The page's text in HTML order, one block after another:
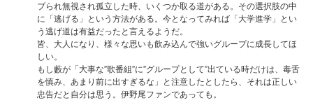
ブられ無視され孤立した時、いくつか取る道がある。その選択肢の中
に「逃げる」という方法がある。今となってみれば「大学進学」とい
う逃げ道は有益だったと言えるようだ。
皆、大人になり、様々な思いも飲み込んで強いグループに成長してほ
しい。
もし藪が「大事な”歌番組”に”グループとして”出ている時だけは、毒舌
を慎み、あまり前に出すぎるな」と注意したとしたら、それは正しい
忠告だと自分は思う。伊野尾ファンであっても。